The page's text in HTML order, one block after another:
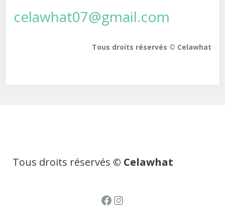
celawhat07@gmail.com
Tous droits réservés © Celawhat
Tous droits réservés © Celawhat
Facebook
Instagram